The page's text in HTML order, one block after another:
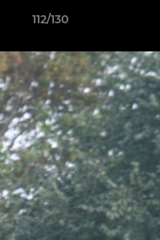
112/130